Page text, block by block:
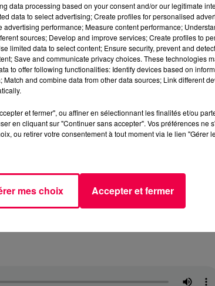
data processing based on your consent and/or our legitimate
data to select advertising; Create profiles for personalised
performance; Measure content performance;
sources; Develop and improve services; Create profiles to
limited data to select content; Ensure security, prevent and
Save and communicate privacy choices. These technologies
to offer following functionalities: Identify devices based on
and combine data from other data sources; Link different
et fermer", ou affiner en sélectionnant les finalités et/ou
en cliquant sur "Continuer sans accepter". Vos préférences ne
ou retirer votre consentement à tout moment via le lien "Gérer
mes choix Accepter et fermer